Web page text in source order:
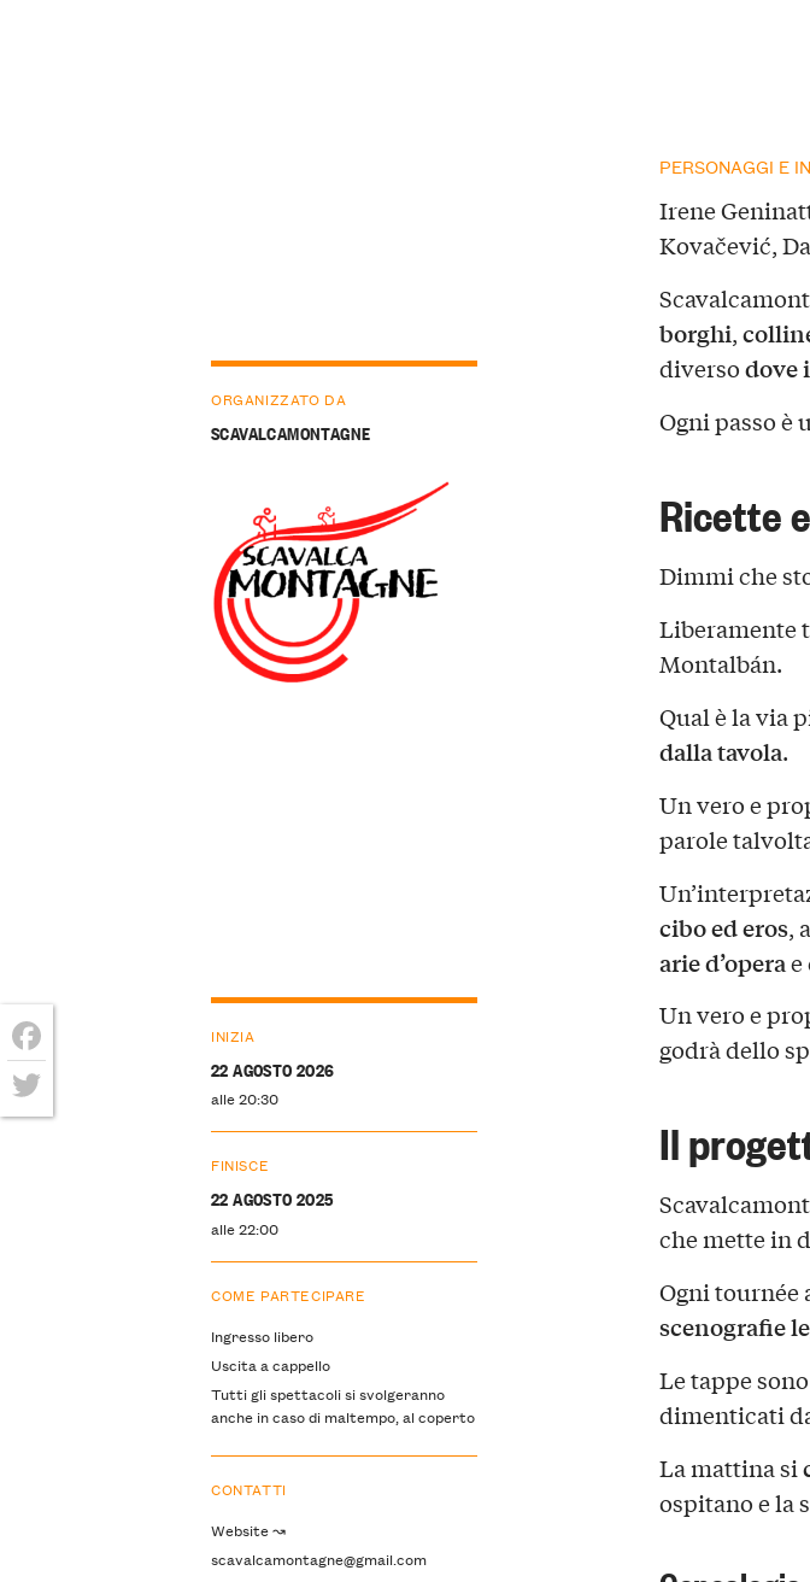
PERSONAGGI E
Irene
Kovačević,
borghi,
diversodove
Ogni passo è
Ricette
Dimmi che
Liberamente
Montalbán.
Qual è la via
dalla tavola.
Un vero e
parole
cibo ed eros,
arie d’operae
Un vero e
godrà dello
Il
che mette in
Ogni tournée
scenografie
Le tappe
dimenticati
La mattina si
ospitano e la
ORGANIZZATO DA
SCAVALCAMONTAGNE
INIZIA
22 AGOSTO 2026
alle 20:30
FINISCE
22 AGOSTO 2025
alle 22:00
COME PARTECIPARE
Ingresso libero
Uscita a cappello
Tutti gli spettacoli si svolgeranno
anche in caso di maltempo, al coperto
CONTATTI
Website ↝
scavalcamontagne@gmail.com
Facebook
Twitter